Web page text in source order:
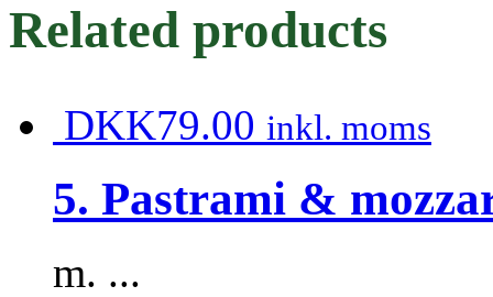
Related products
DKK79.00 inkl. moms
5. Pastrami &
m. ...